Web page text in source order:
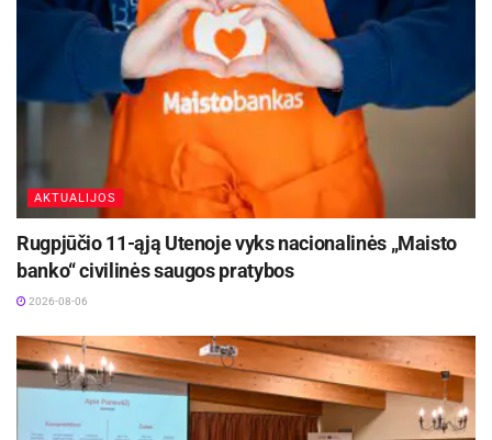
AKTUALIJOS
Rugpjūčio 11-ąją Utenoje vyks nacionalinės „Maisto
banko“ civilinės saugos pratybos
2026-08-06